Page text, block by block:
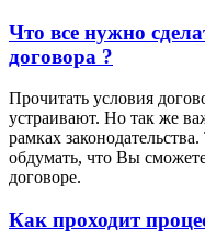
Что все нужно
договора ?
Прочитать условия
устраивают. Но так же
рамках
обдумать, что Вы
договоре.
Как проходит